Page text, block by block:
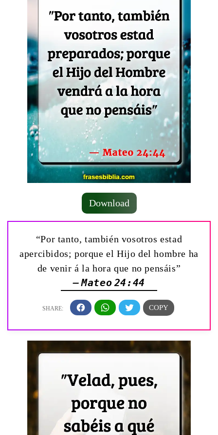
Download
“Por tanto, también vosotros estad
apercibidos; porque el Hijo del hombre ha
de venir á la hora que no pensáis”
— Mateo 24:44